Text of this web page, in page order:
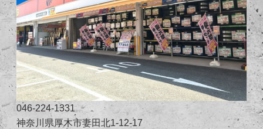
046-224-1331
神奈川県厚木市妻田北1-12-17